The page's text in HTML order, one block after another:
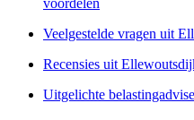
voordelen
Veelgestelde vragen uit
Recensies uit
Uitgelichte